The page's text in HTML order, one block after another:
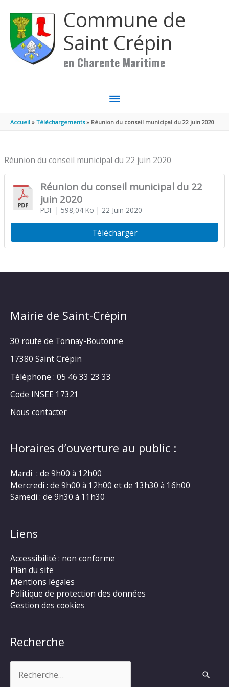
Commune de
Saint Crépin
en Charente Maritime
MENU
PRINCIPAL
Accueil Téléchargements Réunion du conseil municipal du 22 juin 2020
Réunion du conseil municipal du 22 juin 2020
Réunion du conseil municipal du 22
juin 2020
PDF| 598,04 Ko | 22 Juin 2020
Télécharger
Mairie de Saint-Crépin
30 route de Tonnay-Boutonne
17380 Saint Crépin
Téléphone : 05 46 33 23 33
Code INSEE 17321
Nous contacter
Horaires d’ouverture au public :
Mardi : de 9h00 à 12h00
Mercredi : de 9h00 à 12h00 et de 13h30 à 16h00
Samedi : de 9h30 à 11h30
Liens
Accessibilité : non conforme
Plan du site
Mentions légales
Politique de protection des données
Gestion des cookies
Recherche